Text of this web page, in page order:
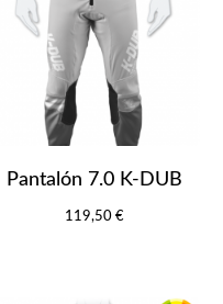
Pantalón 7.0 K-DUB
119,50 €